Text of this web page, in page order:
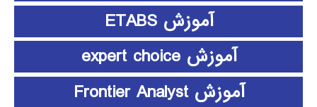
آموزش ETABS
آموزش expert choice
آموزش Frontier Analyst